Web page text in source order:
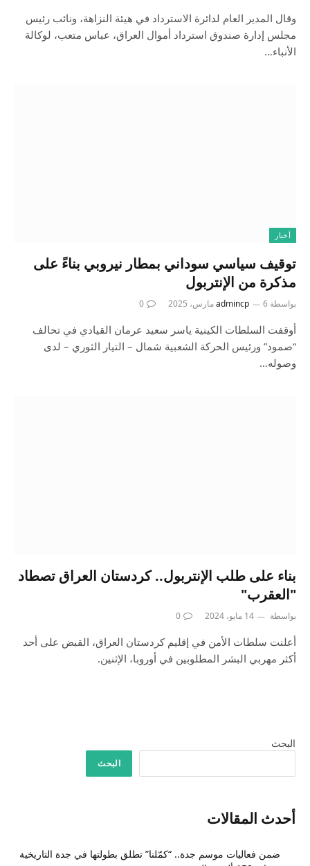
وقال المدير العام لدائرة الاسترداد في هيئة النزاهة، ونائب رئيس
مجلس إدارة صندوق استرداد أموال العراق، عباس متعب، لوكالة
الأنباء…
أخبار
توقيف سياسي سوداني بمطار نيروبي بناءً على
مذكرة من الإنتربول
بواسطة admincp 6 مارس، 2025 0
أوقفت السلطات الكينية ياسر سعيد عرمان القيادي في تحالف
“صمود” ورئيس الحركة الشعبية شمال – التيار الثوري – لدى
وصوله…
بناء على طلب الإنتربول.. كردستان العراق تصطاد
"العقرب"
بواسطة 14 مايو، 2024 0
أعلنت سلطات الأمن في إقليم كردستان العراق، القبض على أحد
أكثر مهربي البشر المطلوبين في أوروبا، الإثنين.
البحث
البحث
أحدث المقالات
ضمن فعاليات موسم جدة.. “كمّلنا” تطلق بطولتها في جدة التاريخية